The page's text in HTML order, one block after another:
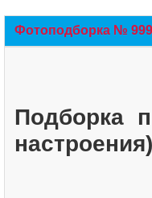
Фотоподборка №
Подборка